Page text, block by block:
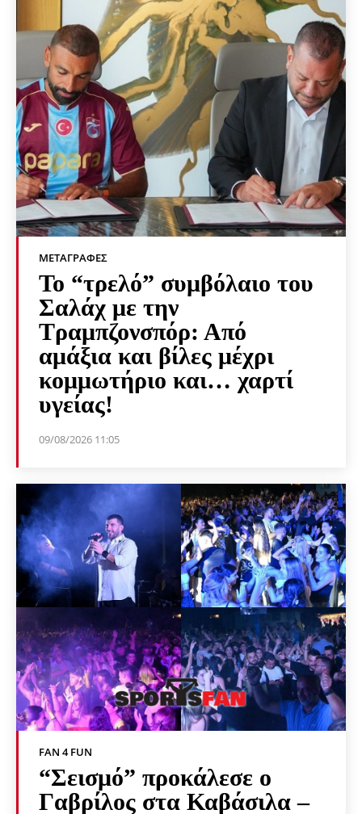
ΜΕΤΑΓΡΑΦΈΣ
Το “τρελό” συμβόλαιο του
Σαλάχ με την
Τραμπζονσπόρ: Από
αμάξια και βίλες μέχρι
κομμωτήριο και… χαρτί
υγείας!
09/08/2026 11:05
FAN 4 FUN
“Σεισμό” προκάλεσε ο
Γαβρίλος στα Καβάσιλα –